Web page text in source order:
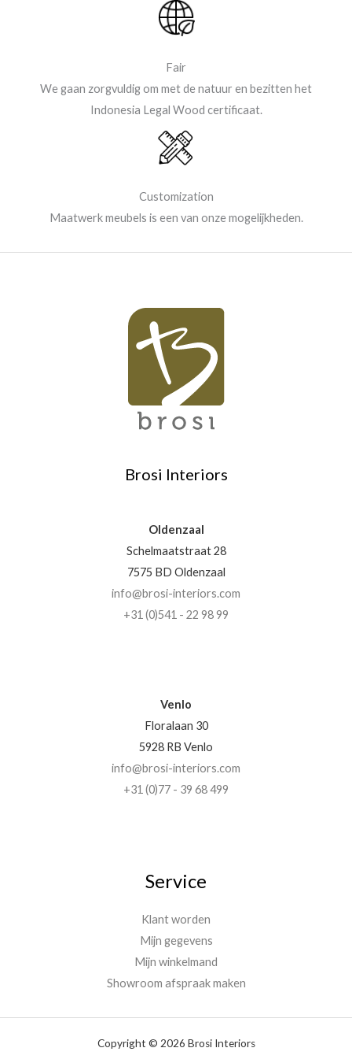
Fair
We gaan zorgvuldig om met de natuur en bezitten het
Indonesia Legal Wood certificaat.
Customization
Maatwerk meubels is een van onze mogelijkheden.
Brosi Interiors
Oldenzaal
Schelmaatstraat 28
7575 BD Oldenzaal
info@brosi-interiors.com
+31 (0)541 - 22 98 99
Venlo
Floralaan 30
5928 RB Venlo
info@brosi-interiors.com
+31 (0)77 - 39 68 499
Service
Klant worden
Mijn gegevens
Mijn winkelmand
Showroom afspraak maken
Copyright © 2026 Brosi Interiors